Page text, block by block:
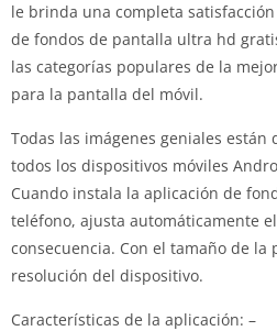
le brinda una completa
de fondos de pantalla ultra hd
las categorías populares de la
para la pantalla del móvil.
Todas las imágenes geniales están
todos los dispositivos móviles
Cuando instala la aplicación de
teléfono, ajusta automáticamente
consecuencia. Con el tamaño de
resolución del dispositivo.
Características de la aplicación: –